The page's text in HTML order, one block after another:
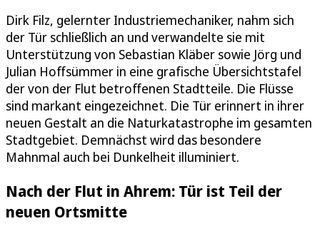
Dirk Filz, gelernter Industriemechaniker, nahm sich
der Tür schließlich an und verwandelte sie mit
Unterstützung von Sebastian Kläber sowie Jörg und
Julian Hoffsümmer in eine grafische Übersichtstafel
der von der Flut betroffenen Stadtteile. Die Flüsse
sind markant eingezeichnet. Die Tür erinnert in ihrer
neuen Gestalt an die Naturkatastrophe im gesamten
Stadtgebiet. Demnächst wird das besondere
Mahnmal auch bei Dunkelheit illuminiert.
Nach der Flut in Ahrem: Tür ist Teil der
neuen Ortsmitte